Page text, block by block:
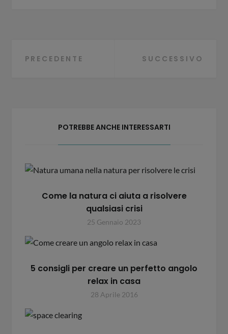
Navigazione
PRECEDENTE SUCCESSIVO
POTREBBE ANCHE INTERESSARTI
Come la natura ci aiuta a risolvere
qualsiasi crisi
25 Gennaio 2023
5 consigli per creare un perfetto angolo
relax in casa
28 Aprile 2016